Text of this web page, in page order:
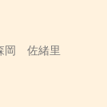
岡 佐緒里